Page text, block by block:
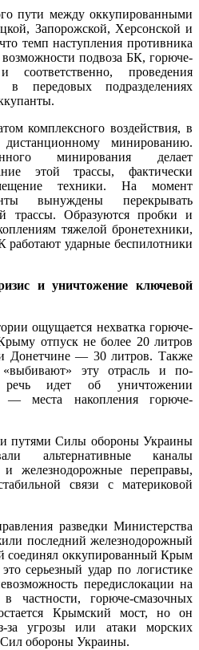
пути между оккупированными
Запорожской, Херсонской и
темп наступления противника
возможности подвоза БК, горюче-
соответственно, проведения
передовых подразделениях
комплексного воздействия, в
минированию.
минирования делает
этой трассы, фактически
техники. На момент
вынуждены перекрывать
трассы. Образуются пробки и
тяжелой бронетехники,
работают ударные беспилотники
и уничтожение ключевой
ощущается нехватка горюче-
отпуск не более 20 литров
Донетчине — 30 литров. Также
эту отрасль и по-
идет об уничтожении
— места накопления горюче-
путями Силы обороны Украины
альтернативные каналы
железнодорожные переправы,
связи с материковой
разведки Министерства
последний железнодорожный
соединял оккупированный Крым
серьезный удар по логистике
передислокации на
частности, горюче-смазочных
Крымский мост, но он
за угрозы или атаки морских
Сил обороны Украины.